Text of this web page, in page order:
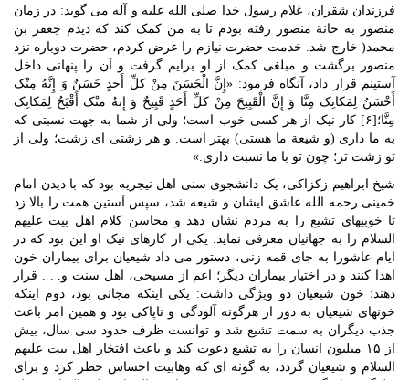
فرزندان شقران، غلام رسول خدا صلی الله علیه و آله می گوید: در زمان
منصور به خانة منصور رفته بودم تا به من کمک کند که دیدم جعفر بن
محمد( خارج شد. خدمت حضرت نیازم را عرض کردم، حضرت دوباره نزد
منصور برگشت و مبلغی کمک از او برایم گرفت و آن را پنهانی داخل
آستینم قرار داد، آنگاه فرمود: «إِنَّ الْحَسَنَ مِنْ کلِّ أَحدٍ حَسَنٌ وَ إِنَّهُ مِنْک
أَحْسَنُ لِمَکانِک مِنَّا وَ إِنَّ الْقَبِیحَ مِنْ کلِّ أَحَدٍ قَبِیحٌ وَ إِنهُ منْک أَقْبَحُ لِمَکانِک
مِنَّا؛[۶] کار نیک از هر کسی خوب است؛ ولی از شما به جهت نسبتی که
به ما داری (و شیعة ما هستی) بهتر است. و هر زشتی ای زشت؛ ولی از
تو زشت تر؛ چون تو با ما نسبت داری.»
شیخ ابراهیم زکزاکی، یک دانشجوی سنی اهل نیجریه بود که با دیدن امام
خمینی رحمه الله عاشق ایشان و شیعه شد، سپس آستین همت را بالا زد
تا خوبیهای تشیع را به مردم نشان دهد و محاسن کلام اهل بیت علیهم
السلام را به جهانیان معرفی نماید. یکی از کارهای نیک او این بود که در
ایام عاشورا به جای قمه زنی، دستور می داد شیعیان برای بیماران خون
اهدا کنند و در اختیار بیماران دیگر؛ اعم از مسیحی، اهل سنت و. . . قرار
دهند؛ خون شیعیان دو ویژگی داشت: یکی اینکه مجانی بود، دوم اینکه
خونهای شیعیان به دور از هرگونه آلودگی و ناپاکی بود و همین امر باعث
جذب دیگران به سمت تشیع شد و توانست ظرف حدود سی سال، بیش
از ۱۵ میلیون انسان را به تشیع دعوت کند و باعث افتخار اهل بیت علیهم
السلام و شیعیان گردد، به گونه ای که وهابیت احساس خطر کرد و برای